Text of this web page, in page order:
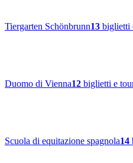
Tiergarten Schönbrunn13 biglietti
Duomo di Vienna12 biglietti e
Scuola di equitazione spagnola14